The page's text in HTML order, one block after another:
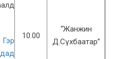
10.00
“Жанжин
Д.Сүхбаатар”